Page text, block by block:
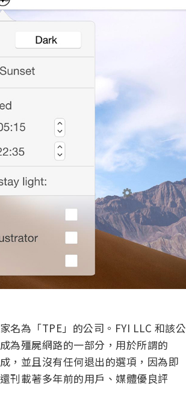
名為「TPE」的公司。FYI LLC 和該公
為殭屍網路的一部分，用於所謂的
，並且沒有任何退出的選項，因為即
刊載著多年前的用戶、媒體優良評